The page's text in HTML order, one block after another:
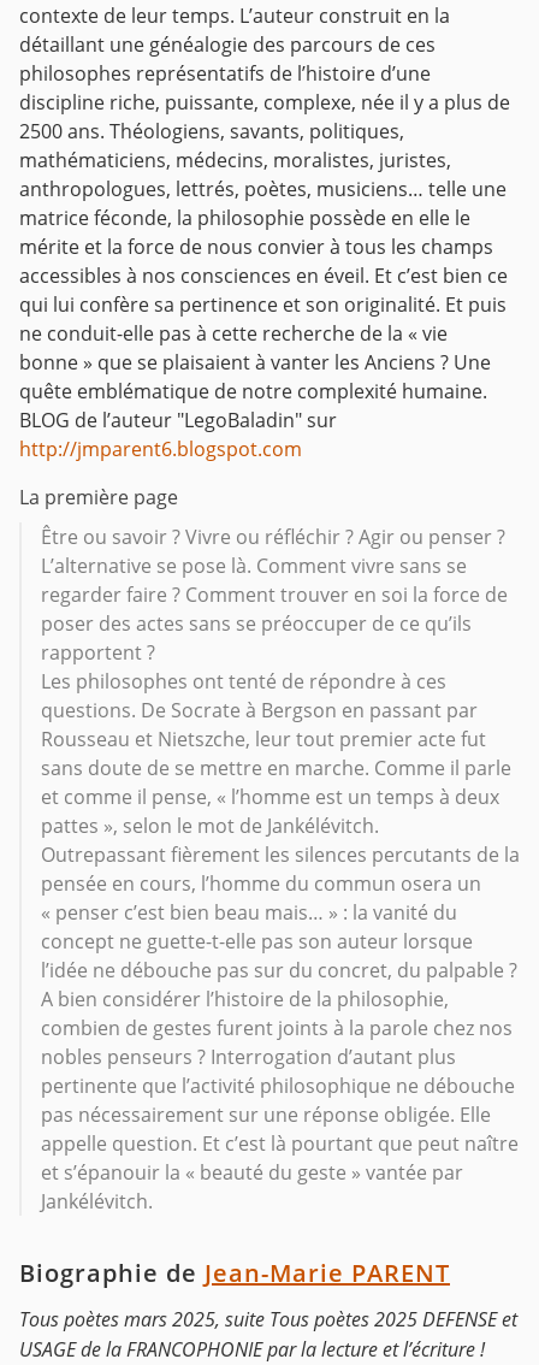
contexte de leur temps. L’auteur construit en la
détaillant une généalogie des parcours de ces
philosophes représentatifs de l’histoire d’une
discipline riche, puissante, complexe, née il y a plus de
2500 ans. Théologiens, savants, politiques,
mathématiciens, médecins, moralistes, juristes,
anthropologues, lettrés, poètes, musiciens… telle une
matrice féconde, la philosophie possède en elle le
mérite et la force de nous convier à tous les champs
accessibles à nos consciences en éveil. Et c’est bien ce
qui lui confère sa pertinence et son originalité. Et puis
ne conduit-elle pas à cette recherche de la « vie
bonne » que se plaisaient à vanter les Anciens ? Une
quête emblématique de notre complexité humaine.
BLOG de l’auteur "LegoBaladin" sur
http://jmparent6.blogspot.com
La première page
Être ou savoir ? Vivre ou réfléchir ? Agir ou penser ?
L’alternative se pose là. Comment vivre sans se
regarder faire ? Comment trouver en soi la force de
poser des actes sans se préoccuper de ce qu’ils
rapportent ?
Les philosophes ont tenté de répondre à ces
questions. De Socrate à Bergson en passant par
Rousseau et Nietszche, leur tout premier acte fut
sans doute de se mettre en marche. Comme il parle
et comme il pense, « l’homme est un temps à deux
pattes », selon le mot de Jankélévitch.
Outrepassant fièrement les silences percutants de la
pensée en cours, l’homme du commun osera un
« penser c’est bien beau mais… » : la vanité du
concept ne guette-t-elle pas son auteur lorsque
l’idée ne débouche pas sur du concret, du palpable ?
A bien considérer l’histoire de la philosophie,
combien de gestes furent joints à la parole chez nos
nobles penseurs ? Interrogation d’autant plus
pertinente que l’activité philosophique ne débouche
pas nécessairement sur une réponse obligée. Elle
appelle question. Et c’est là pourtant que peut naître
et s’épanouir la « beauté du geste » vantée par
Jankélévitch.
Biographie de Jean-Marie PARENT
Tous poètes mars 2025, suite Tous poètes 2025 DEFENSE et
USAGE de la FRANCOPHONIE par la lecture et l’écriture !